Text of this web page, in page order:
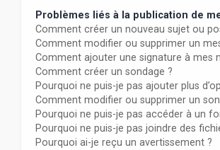
Problèmes liés à la publication de
Comment créer un nouveau sujet ou
Comment modifier ou supprimer un
Comment ajouter une signature à mes
Comment créer un sondage ?
Pourquoi ne puis-je pas ajouter plus
Comment modifier ou supprimer un
Pourquoi ne puis-je pas accéder à un
Pourquoi ne puis-je pas joindre des
Pourquoi ai-je reçu un avertissement ?